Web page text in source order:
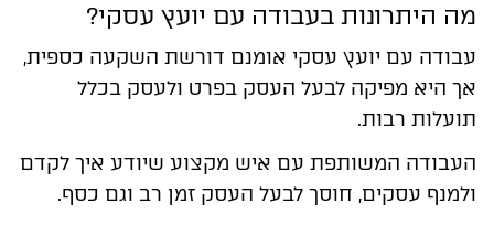
מה היתרונות בעבודה עם יועץ עסקי?
עבודה עם יועץ עסקי אומנם דורשת השקעה כספית,
אך היא מפיקה לבעל העסק בפרט ולעסק בכלל
תועלות רבות.
העבודה המשותפת עם איש מקצוע שיודע איך לקדם
ולמנף עסקים, חוסך לבעל העסק זמן רב וגם כסף.